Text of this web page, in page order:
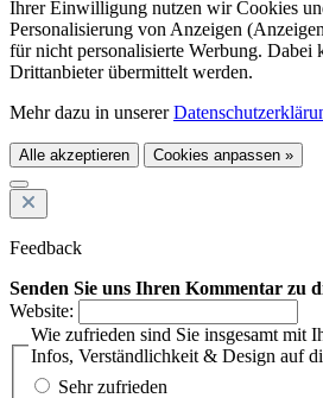
Ihrer Einwilligung nutzen wir Cookies
Personalisierung von Anzeigen
für nicht personalisierte Werbung. Dabei
Drittanbieter übermittelt werden.
Mehr dazu in unserer
Alle akzeptieren Cookies anpassen »
Feedback
Senden Sie uns Ihren Kommentar zu
Website:
Wie zufrieden sind Sie insgesamt mit
Infos, Verständlichkeit & Design auf
Sehr zufrieden